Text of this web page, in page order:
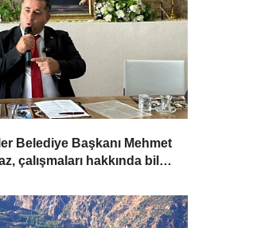
Belediye Başkanı Mehmet
çalışmaları hakkında bilgi